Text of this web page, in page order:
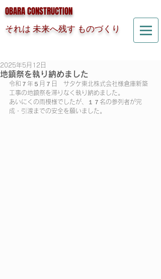
OBARA CONSTRUCTION
それは 未来へ残す ものづくり
地鎮祭を執り納めました
2025年5月12日
令和７年５月７日　サタケ東北株式会社様倉庫新築
工事の地鎮祭を滞りなく執り納めました。
あいにくの雨模様でしたが、１７名の参列者が完
成・引渡までの安全を願いました。